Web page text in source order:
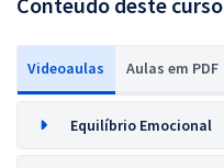
Videoaulas Aulas em PDF
Equilíbrio Emocional